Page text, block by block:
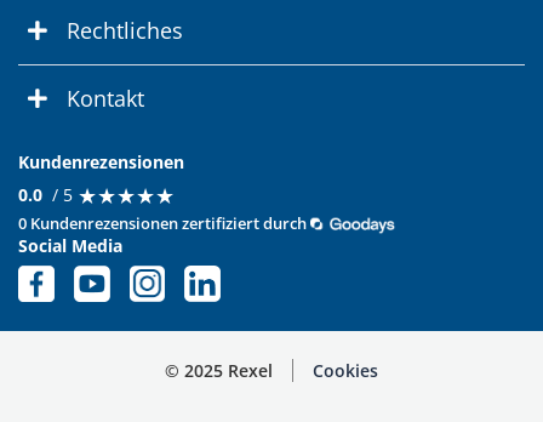
Rechtliches
Kontakt
Kundenrezensionen
0.0 / 5 ★★★★★
★★★★★
0 Kundenrezensionen zertifiziert durch
Social Media
© 2025 Rexel Cookies